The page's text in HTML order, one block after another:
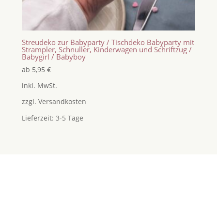
Streudeko zur Babyparty / Tischdeko Babyparty mit
Strampler, Schnuller, Kinderwagen und Schriftzug /
Babygirl / Babyboy
ab 5,95 €
inkl. MwSt.
zzgl. Versandkosten
Lieferzeit: 3-5 Tage